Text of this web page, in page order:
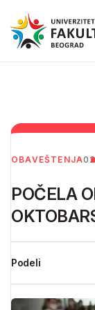
OBAVEŠTENJA
POČELA
Podeli